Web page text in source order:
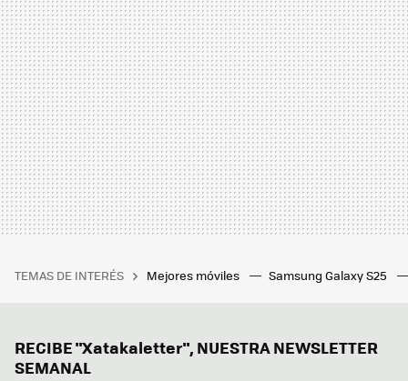
TEMAS DE INTERÉS Mejores móviles Samsung Galaxy S25
RECIBE "Xatakaletter", NUESTRA NEWSLETTER
SEMANAL